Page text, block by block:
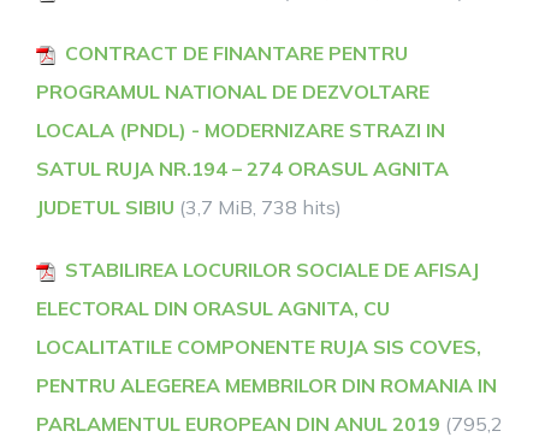
CONTRACT DE FINANTARE PENTRU
PROGRAMUL NATIONAL DE DEZVOLTARE
LOCALA (PNDL) - MODERNIZARE STRAZI IN
SATUL RUJA NR.194 – 274 ORASUL AGNITA
JUDETUL SIBIU (3,7 MiB, 738 hits)
STABILIREA LOCURILOR SOCIALE DE AFISAJ
ELECTORAL DIN ORASUL AGNITA, CU
LOCALITATILE COMPONENTE RUJA SIS COVES,
PENTRU ALEGEREA MEMBRILOR DIN ROMANIA IN
PARLAMENTUL EUROPEAN DIN ANUL 2019 (795,2